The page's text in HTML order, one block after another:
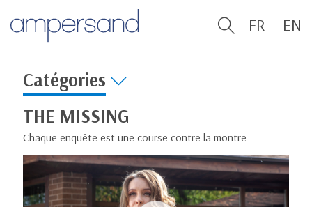
FR EN
Catégories
THE MISSING
Chaque enquête est une course contre la montre